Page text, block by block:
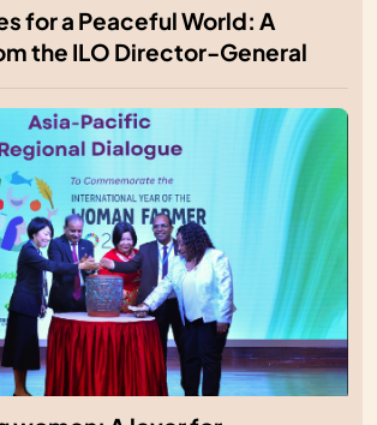
for a Peaceful World: A
the ILO Director-General